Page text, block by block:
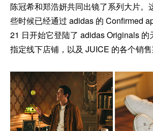
陈冠希和郑浩妍共同出镜了系列大片。
些时候已经通过 adidas 的 Confirmed
21 日开始它登陆了 adidas Originals 的
指定线下店铺，以及 JUICE 的各个销售